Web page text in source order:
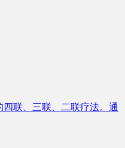
联、三联、二联疗法。通